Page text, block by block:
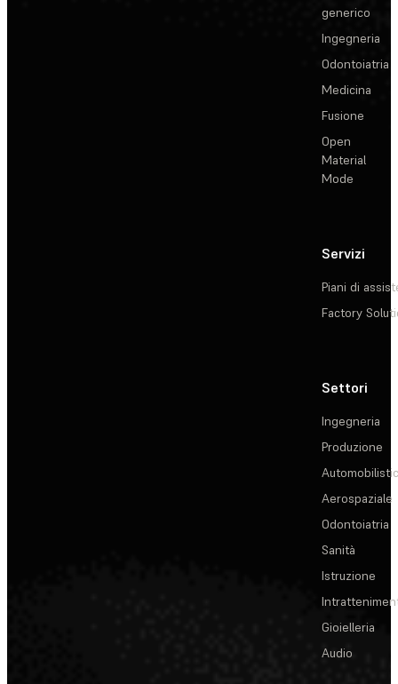
generico
Ingegneria
Odontoiatria
Medicina
Fusione
Open
Material
Mode
Servizi
Piani di
Factory
Settori
Ingegneria
Produzione
Aerospaziale
Odontoiatria
Sanità
Istruzione
Gioielleria
Audio